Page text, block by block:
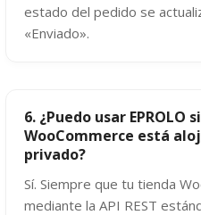
estado del pedido se
«Enviado».
6. ¿Puedo usar EPROLO
WooCommerce está
privado?
Sí. Siempre que tu tienda
mediante la API REST